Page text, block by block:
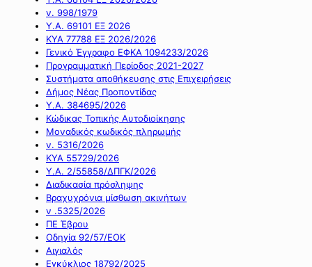
ν. 998/1979
Υ.Α. 69101 ΕΞ 2026
ΚΥΑ 77788 ΕΞ 2026/2026
Γενικό Έγγραφο ΕΦΚΑ 1094233/2026
Προγραμματική Περίοδος 2021-2027
Συστήματα αποθήκευσης στις Επιχειρήσεις
Δήμος Νέας Προποντίδας
Υ.Α. 384695/2026
Κώδικας Τοπικής Αυτοδιοίκησης
Μοναδικός κωδικός πληρωμής
ν. 5316/2026
ΚΥΑ 55729/2026
Υ.Α. 2/55858/ΔΠΓΚ/2026
Διαδικασία πρόσληψης
Βραχυχρόνια μίσθωση ακινήτων
ν .5325/2026
ΠΕ Έβρου
Οδηγία 92/57/ΕΟΚ
Αιγιαλός
Εγκύκλιος 18792/2025